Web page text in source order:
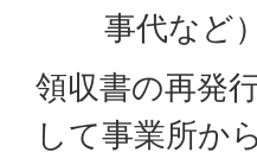
事代など
領収書の再発
して事業所か